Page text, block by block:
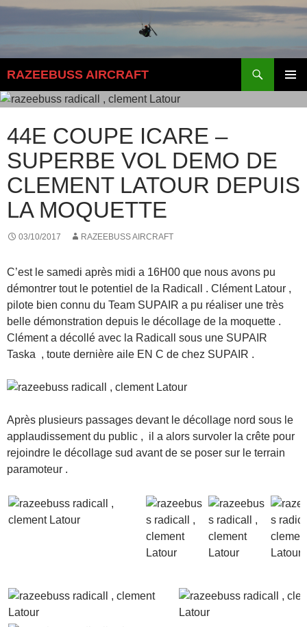
Aller
RAZEEBUSS AIRCRAFT
44E COUPE ICARE –
SUPERBE VOL DEMO DE
CLEMENT LATOUR DEPUIS
LA MOQUETTE
03/10/2017 RAZEEBUSS AIRCRAFT
C’est le samedi après midi a 16H00 que nous avons pu
démontrer tout le potentiel de la Radicall . Clément Latour ,
pilote bien connu du Team SUPAIR a pu réaliser une très
belle démonstration depuis le décollage de la moquette .
Clément a décollé avec la Radicall sous une SUPAIR
Taska , toute dernière aile EN C de chez SUPAIR .
Après plusieurs passages devant le décollage nord sous le
applaudissement du public , il a alors survoler la crête pour
rejoindre le décollage sud avant de se poser sur le terrain
paramoteur .